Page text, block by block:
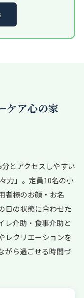
ケア心の家
とアクセスしやすい
力」。定員10名の小
者様のお顔・お名
日の状態に合わせた
レ介助・食事介助と
レクリエーションを
がら過ごせる時間づ